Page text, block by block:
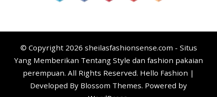
© Copyright 2026 sheilasfashionsense.com - Situs
Yang Memberikan Tentang Style dan fashion pakaian
perempuan. All Rights Reserved. Hello Fashion |
Developed By Blossom Themes. Powered by